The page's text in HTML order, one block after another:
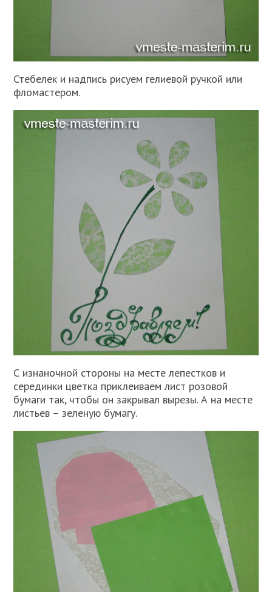
Стебелек и надпись рисуем гелиевой ручкой или
фломастером.
С изнаночной стороны на месте лепестков и
серединки цветка приклеиваем лист розовой
бумаги так, чтобы он закрывал вырезы. А на месте
листьев – зеленую бумагу.